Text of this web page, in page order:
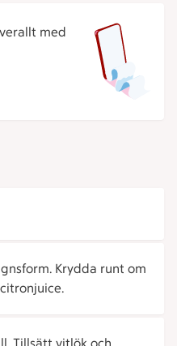
med
Krydda runt om